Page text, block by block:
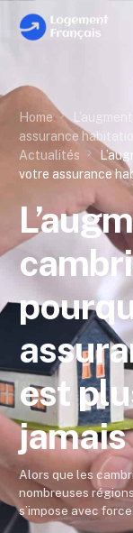
Home
assurance
Actualités
votre assurance
est
jamais
Alors que les
nombreuses
s’impose avec